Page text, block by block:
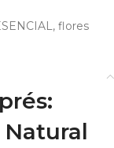
, flores
Natural